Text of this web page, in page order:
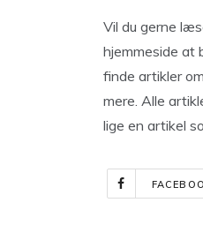
Vil du gerne
hjemmeside at
finde artikler
mere. Alle
lige en artikel